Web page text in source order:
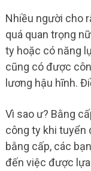
Nhiều người cho
quá quan trọng
ty hoặc có năng
cũng có được
lương hậu hĩnh.
Vì sao ư? Bằng
công ty khi tuyển
bằng cấp, các
đến việc được